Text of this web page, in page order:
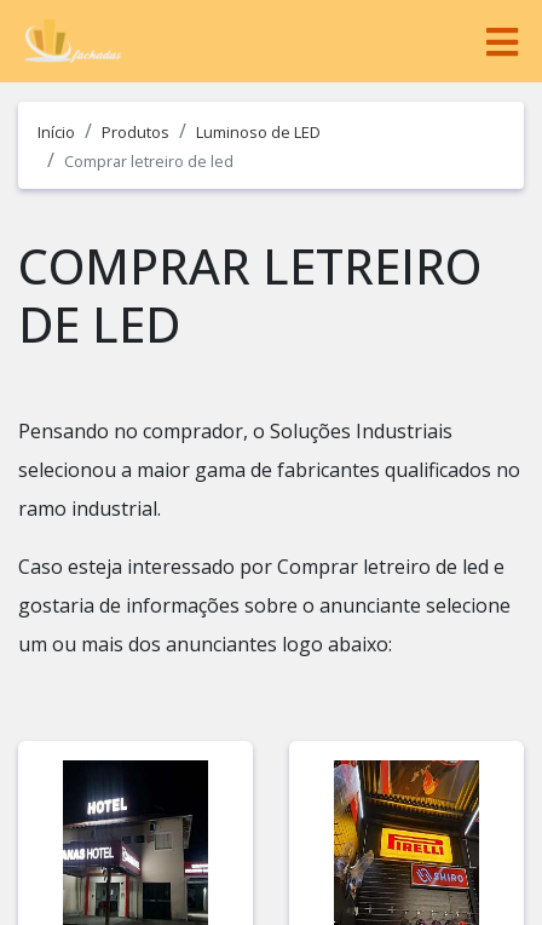
Início Produtos
Luminoso de LED
Comprar letreiro de led
COMPRAR LETREIRO
DE LED
Pensando no comprador, o Soluções Industriais
selecionou a maior gama de fabricantes qualificados no
ramo industrial.
Caso esteja interessado por Comprar letreiro de led e
gostaria de informações sobre o anunciante selecione
um ou mais dos anunciantes logo abaixo: